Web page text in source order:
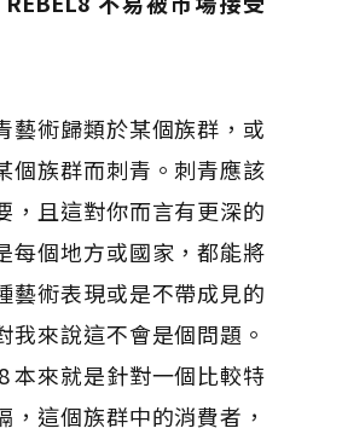
藝術歸類於某個族群，或
個族群而刺青。刺青應該
，且這對你而言有更深的
每個地方或國家，都能將
藝術表現或是不帶成見的
我來說這不會是個問題。
本來就是針對一個比較特
，這個族群中的消費者，